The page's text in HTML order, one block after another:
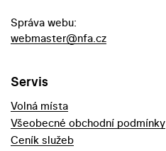
Správa webu:
webmaster@nfa.cz
Servis
Volná místa
Všeobecné obchodní podmínky
Ceník služeb